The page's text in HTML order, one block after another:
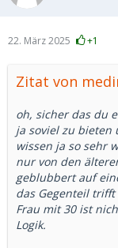
22. März 2025 +1
Zitat von
oh, sicher das du
ja soviel zu
wissen ja so sehr
nur von den
geblubbert auf
das Gegenteil
Frau mit 30 ist
Logik.